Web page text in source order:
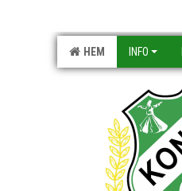
HEM INFO